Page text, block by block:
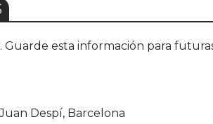
esta información para
Despí, Barcelona